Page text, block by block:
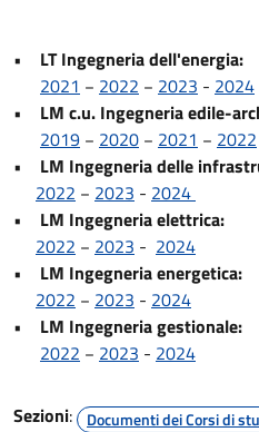
• LT Ingegneria dell'energia:
2021 − 2022 − 2023 - 2024
• LM c.u. Ingegneria edile-
2019 − 2020 − 2021 − 2022
• LM Ingegneria delle
2022 − 2023 - 2024
• LM Ingegneria elettrica:
2022 − 2023 - 2024
• LM Ingegneria energetica:
2022 − 2023 - 2024
• LM Ingegneria gestionale:
2022 − 2023 - 2024
Sezioni: Documenti dei Corsi di